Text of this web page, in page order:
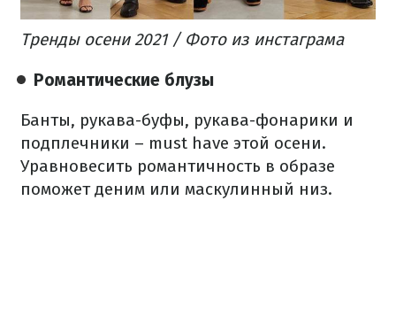
Тренды осени 2021 / Фото из инстаграма
Романтические блузы
Банты, рукава-буфы, рукава-фонарики и
подплечники – must have этой осени.
Уравновесить романтичность в образе
поможет деним или маскулинный низ.